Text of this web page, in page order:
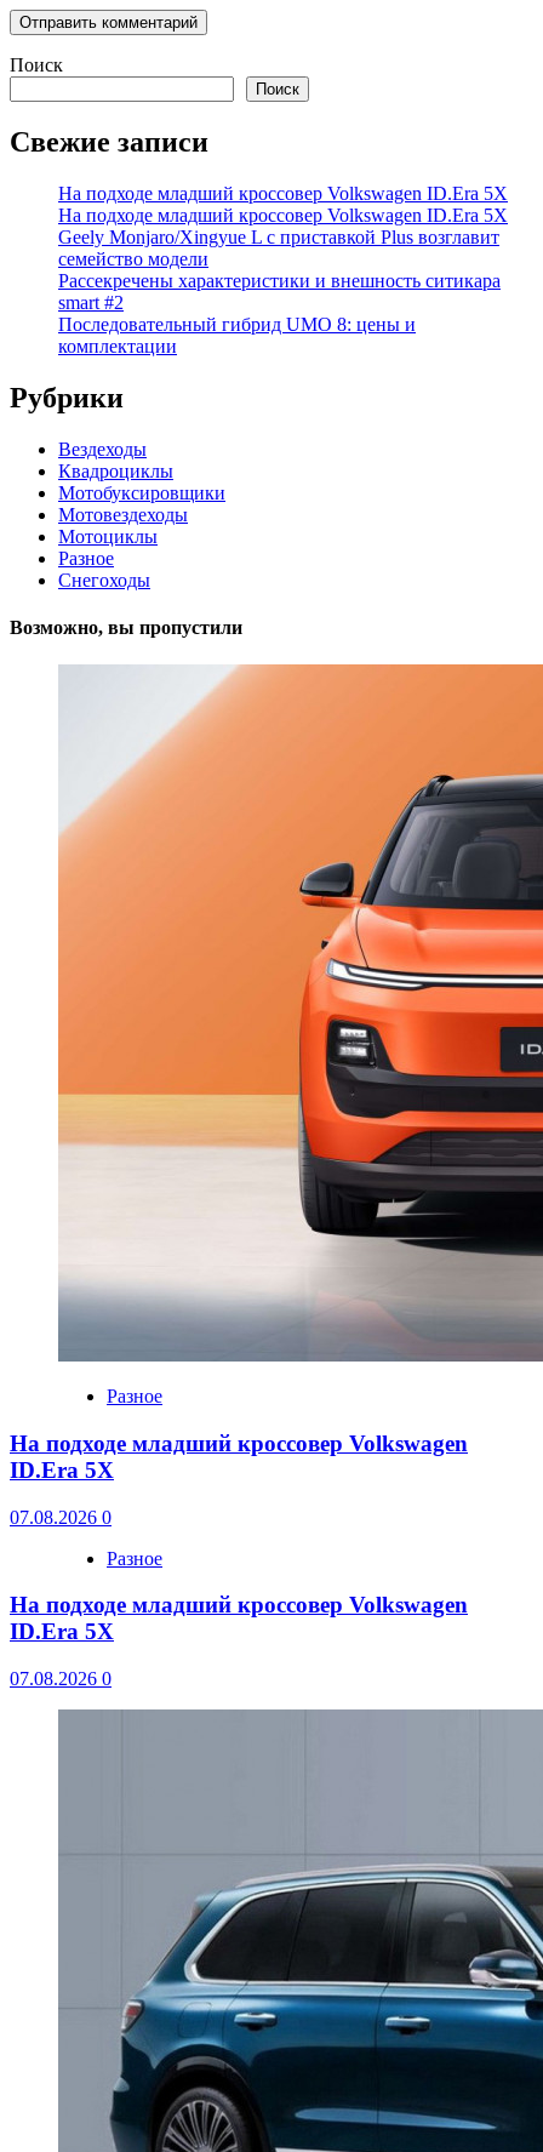
Поиск
Поиск
Свежие записи
На подходе младший кроссовер Volkswagen ID.Era 5X
На подходе младший кроссовер Volkswagen ID.Era 5X
Geely Monjaro/Xingyue L с приставкой Plus возглавит
семейство модели
Рассекречены характеристики и внешность ситикара
smart #2
Последовательный гибрид UMO 8: цены и
комплектации
Рубрики
Вездеходы
Квадроциклы
Мотобуксировщики
Мотовездеходы
Мотоциклы
Разное
Снегоходы
Возможно, вы пропустили
Разное
На подходе младший кроссовер Volkswagen
ID.Era 5X
07.08.2026 0
Разное
На подходе младший кроссовер Volkswagen
ID.Era 5X
07.08.2026 0